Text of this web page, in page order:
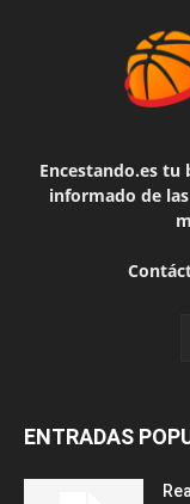
Encestando.es tu
informado de
ENTRADAS